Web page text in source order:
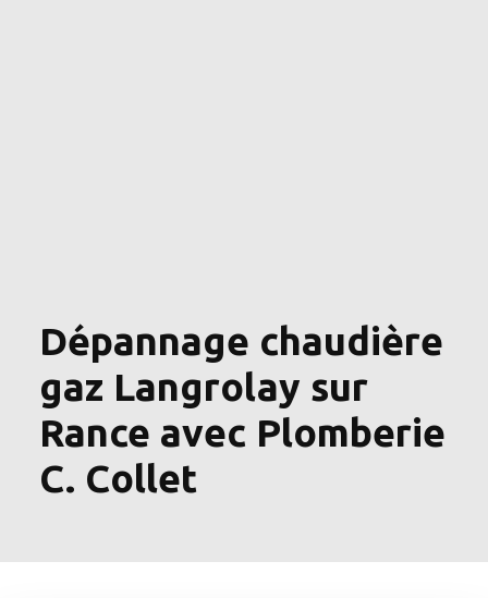
Dépannage chaudière
gaz Langrolay sur
Rance avec Plomberie
C. Collet